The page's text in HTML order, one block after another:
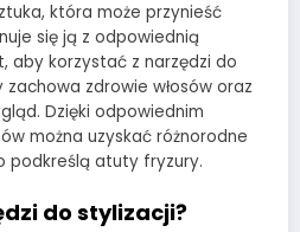
która może przynieść
się ją z odpowiednią
aby korzystać z narzędzi do
zdrowie włosów oraz
Dzięki odpowiednim
można uzyskać różnorodne
atuty fryzury.
do stylizacji?